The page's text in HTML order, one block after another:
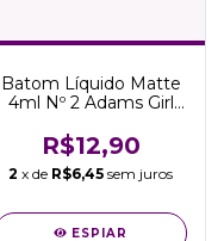
Batom Líquido Matte
4ml Nº 2 Adams Girl
R$12,90
2 x de R$6,45 sem juros
ESPIAR